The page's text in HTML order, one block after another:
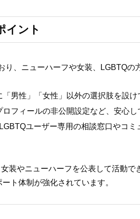
イント
、ニューハーフや女装、LGBTQの
男性」「女性」以外の選択肢を設け
フィールの非公開設定など、安心し
ユーザー専用の相談窓口やコミ
装やニューハーフを公表して活動で
ト体制が強化されています。